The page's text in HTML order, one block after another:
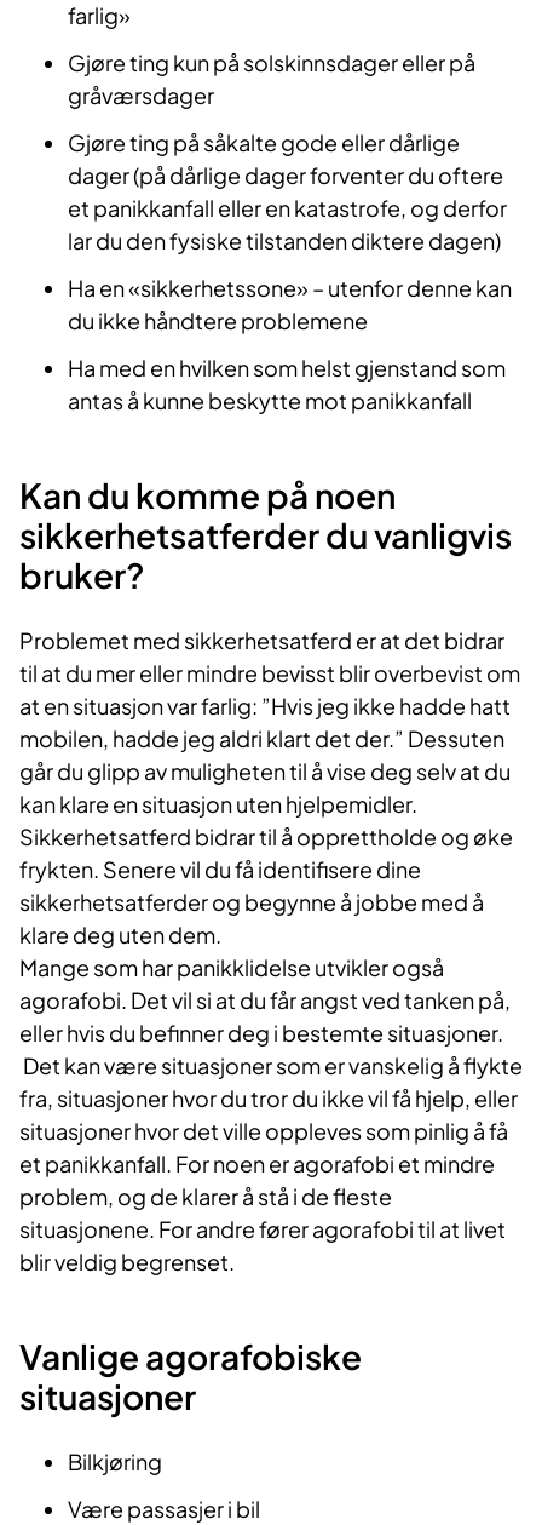
farlig»
Gjøre ting kun på solskinnsdager eller på
gråværsdager
Gjøre ting på såkalte gode eller dårlige
dager (på dårlige dager forventer du oftere
et panikkanfall eller en katastro­fe, og derfor
lar du den fysiske tilstan­den diktere dagen)
Ha en «sikkerhetssone» – utenfor den­ne kan
du ikke håndtere problemene
Ha med en hvilken som helst gjen­stand som
antas å kunne beskytte mot panikkanfall
Kan du komme på noen
sikkerhetsatferder du vanligvis
bruker?
Problemet med sikkerhetsatferd er at det bidrar
til at du mer eller mindre bevisst blir overbevist om
at en situasjon var farlig: ”Hvis jeg ikke hadde hatt
mobilen, hadde jeg al­dri klart det der.” Dessuten
går du glipp av muligheten til å vise deg selv at du
kan klare en situasjon uten hjelpemidler.
Sikkerhetsatferd bidrar til å opprettholde og øke
frykten. Senere vil du få identifisere dine
sikkerhetsatferder og begynne å jobbe med å
klare deg uten dem.
Mange som har panikklidelse utvikler også
agorafobi. Det vil si at du får angst ved tanken på,
eller hvis du befinner deg i bestemte situasjoner.
Det kan være situasjoner som er vanskelig å flykte
fra, situasjoner hvor du tror du ikke vil få hjelp, eller
situasjoner hvor det ville oppleves som pinlig å få
et panikkanfall. For noen er agorafobi et mindre
problem, og de klarer å stå i de fleste
situasjonene. For andre fører agorafobi til at livet
blir veldig begrenset.
Vanlige agorafobiske
situasjoner
Bilkjøring
Være passasjer i bil